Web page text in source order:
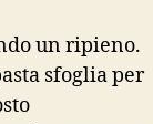
un ripieno.
sfoglia per